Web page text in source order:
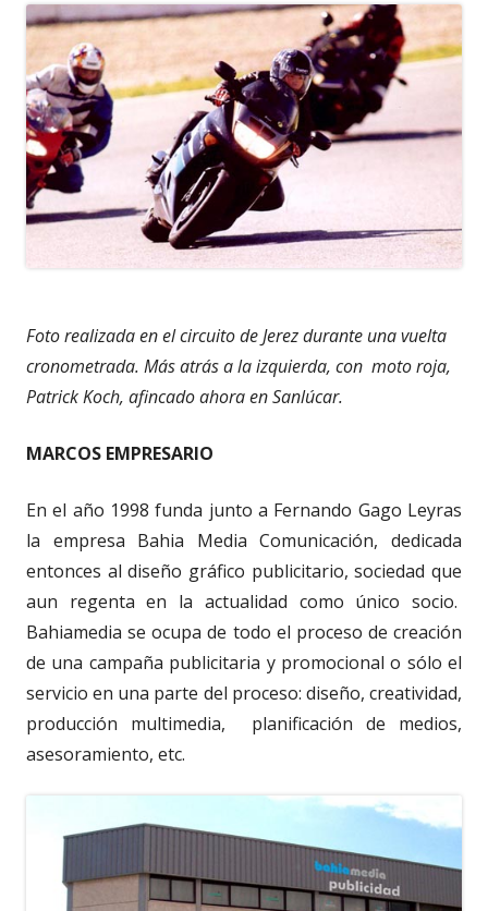
Foto realizada en el circuito de Jerez durante una vuelta
cronometrada. Más atrás a la izquierda, con moto roja,
Patrick Koch, afincado ahora en Sanlúcar.
MARCOS EMPRESARIO
En el año 1998 funda junto a Fernando Gago Leyras
la empresa Bahia Media Comunicación, dedicada
entonces al diseño gráfico publicitario, sociedad que
aun regenta en la actualidad como único socio.
Bahiamedia se ocupa de todo el proceso de creación
de una campaña publicitaria y promocional o sólo el
servicio en una parte del proceso: diseño, creatividad,
producción multimedia, planificación de medios,
asesoramiento, etc.